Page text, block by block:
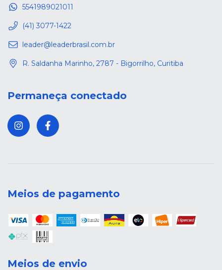
5541989021011
(41) 3077-1422
leader@leaderbrasil.com.br
R. Saldanha Marinho, 2787 - Bigorrilho, Curitiba
Permaneça conectado
Meios de pagamento
Meios de envio